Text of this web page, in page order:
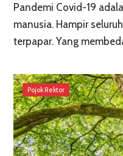
Pandemi Covid-19
manusia. Hampir
terpapar. Yang
Pojok Rektor